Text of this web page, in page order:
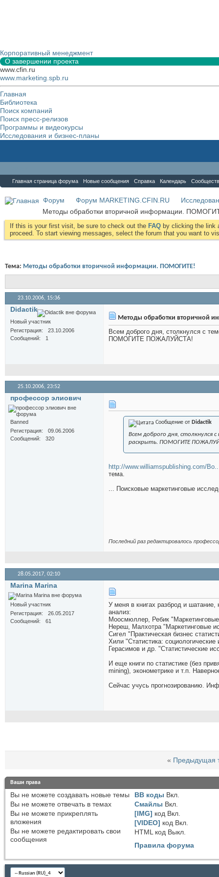
Корпоративный менеджмент
О завершении проекта
www.cfin.ru
www.marketing.spb.ru
Главная
Библиотека
Поиск компаний
Поиск пресс-релизов
Программы и видеокурсы
Исследования и бизнес-планы
Главная страница форума Новые сообщения Справка Календарь
Форум Форум MARKETING.CFIN.RU
Методы обработки вторичной информации.
If this is your first visit, be sure to check out the FAQ by clicking the link
proceed. To start viewing messages, select the forum that you want to
Тема: Методы обработки вторичной информации. ПОМОГИТЕ!
23.10.2006, 15:36
Didactik
Новый участник
Регистрация
23.10.2006
Сообщений
1
Методы обработки вторичной
Всем доброго дня, столкнулся с
ПОМОГИТЕ ПОЖАЛУЙСТА!
25.10.2006, 23:52
профессор элиович
Banned
Регистрация
09.06.2006
Сообщений
320
Сообщение от Didactik
Всем доброго дня, столкнулся
раскрыть. ПОМОГИТЕ
http://www.williamspublishing.com/
тема.
... Поисковые маркетинговые
Последний раз редактировалось
28.05.2017, 02:10
Marina Marina
Новый участник
Регистрация
26.05.2017
Сообщений
61
У меня в книгах разброд и шатание,
анализ:
Моосмюллер, Ребик
Нереш, Малхотра "Маркетинговые
Сигел "Практическая бизнес
Хили "Статистика:
Герасимов и др. "Статистические
И еще книги по статистике (без
mining), эконометрике и т.п.
Сейчас учусь прогнозированию.
« Предыдущая
Ваши права
Вы не можете создавать новые темы
Вы не можете отвечать в темах
Вы не можете прикреплять
вложения
Вы не можете редактировать свои
сообщения
BB коды Вкл.
Смайлы Вкл.
[IMG] код Вкл.
[VIDEO] код Вкл.
HTML код Выкл.
Правила форума